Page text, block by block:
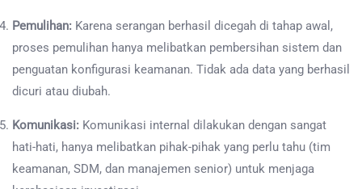
Pemulihan: Karena serangan berhasil dicegah di tahap awal,
proses pemulihan hanya melibatkan pembersihan sistem dan
penguatan konfigurasi keamanan. Tidak ada data yang berhasil
dicuri atau diubah.
Komunikasi: Komunikasi internal dilakukan dengan sangat
hati-hati, hanya melibatkan pihak-pihak yang perlu tahu (tim
keamanan, SDM, dan manajemen senior) untuk menjaga